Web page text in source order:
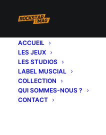
ACCUEIL
LES JEUX
LES STUDIOS
LABEL MUSCIAL
COLLECTION
QUI SOMMES-NOUS ?
CONTACT